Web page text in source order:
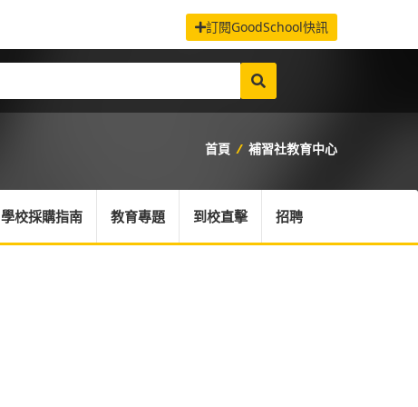
訂閱GoodSchool快訊
首頁 / 補習社教育中心
學校採購指南 教育專題 到校直擊 招聘